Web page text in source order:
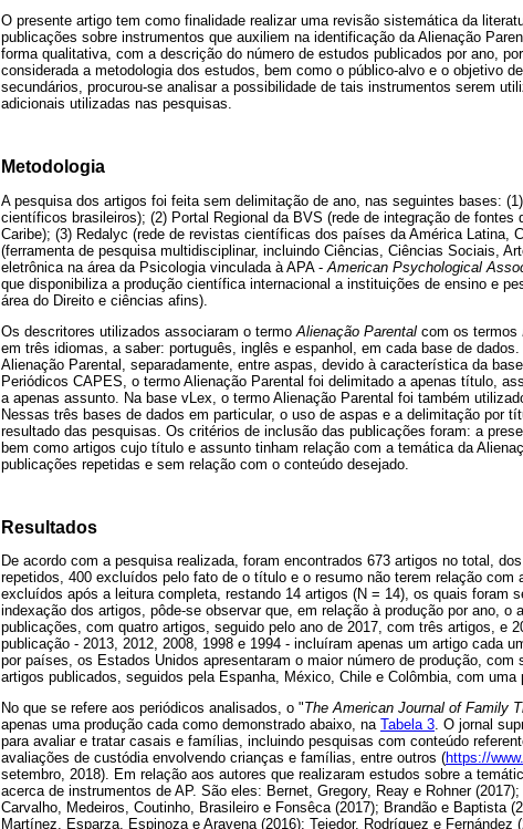
O presente artigo tem como finalidade realizar uma revisão sistemática da
publicações sobre instrumentos que auxiliem na identificação da Alienação
forma qualitativa, com a descrição do número de estudos publicados por ano,
considerada a metodologia dos estudos, bem como o público-alvo e o objetivo
secundários, procurou-se analisar a possibilidade de tais instrumentos serem
adicionais utilizadas nas pesquisas.
Metodologia
A pesquisa dos artigos foi feita sem delimitação de ano, nas seguintes bases:
científicos brasileiros); (2) Portal Regional da BVS (rede de integração de fontes
Caribe); (3) Redalyc (rede de revistas científicas dos países da América Latina,
(ferramenta de pesquisa multidisciplinar, incluindo Ciências, Ciências Sociais,
eletrônica na área da Psicologia vinculada à APA - American Psychological
que disponibiliza a produção científica internacional a instituições de ensino e
área do Direito e ciências afins).
Os descritores utilizados associaram o termo Alienação Parental com os termos
em três idiomas, a saber: português, inglês e espanhol, em cada base de
Alienação Parental, separadamente, entre aspas, devido à característica da
Periódicos CAPES, o termo Alienação Parental foi delimitado a apenas título,
a apenas assunto. Na base vLex, o termo Alienação Parental foi também
Nessas três bases de dados em particular, o uso de aspas e a delimitação por
resultado das pesquisas. Os critérios de inclusão das publicações foram: a
bem como artigos cujo título e assunto tinham relação com a temática da
publicações repetidas e sem relação com o conteúdo desejado.
Resultados
De acordo com a pesquisa realizada, foram encontrados 673 artigos no total,
repetidos, 400 excluídos pelo fato de o título e o resumo não terem relação com
excluídos após a leitura completa, restando 14 artigos (N = 14), os quais foram
indexação dos artigos, pôde-se observar que, em relação à produção por ano, o
publicações, com quatro artigos, seguido pelo ano de 2017, com três artigos, e
publicação - 2013, 2012, 2008, 1998 e 1994 - incluíram apenas um artigo cada
por países, os Estados Unidos apresentaram o maior número de produção,
artigos publicados, seguidos pela Espanha, México, Chile e Colômbia, com
No que se refere aos periódicos analisados, o "The American Journal of Family
apenas uma produção cada como demonstrado abaixo, na Tabela 3. O jornal
para avaliar e tratar casais e famílias, incluindo pesquisas com conteúdo
avaliações de custódia envolvendo crianças e famílias, entre outros (https://
setembro, 2018). Em relação aos autores que realizaram estudos sobre a
acerca de instrumentos de AP. São eles: Bernet, Gregory, Reay e Rohner
Carvalho, Medeiros, Coutinho, Brasileiro e Fonsêca (2017); Brandão e Baptista
Martínez, Esparza, Espinoza e Aravena (2016); Tejedor, Rodríguez e Fernández